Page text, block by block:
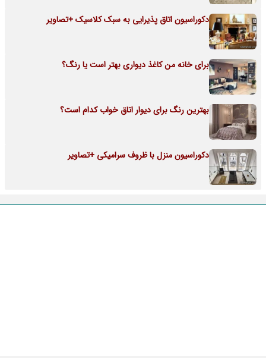
دکوراسیون اتاق پذیرایی به سبک کلاسیک +تصاویر
برای خانه من کاغذ دیواری بهتر است یا رنگ؟
بهترین رنگ برای دیوار اتاق خواب کدام است؟
دکوراسیون منزل با ظروف سرامیکی +تصاویر